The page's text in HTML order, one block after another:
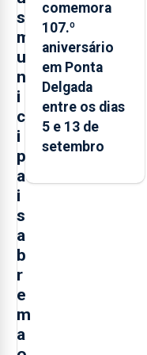
s
m
u
n
i
c
i
p
a
i
s
a
b
r
e
m
a
comemora
107.º
aniversário
em Ponta
Delgada
entre os dias
5 e 13 de
setembro